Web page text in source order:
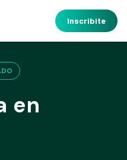
en
Inscribite